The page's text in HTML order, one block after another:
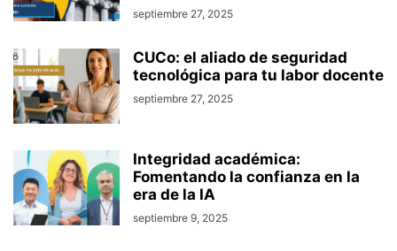
septiembre 27, 2025
CUCo: el aliado de seguridad
tecnológica para tu labor docente
septiembre 27, 2025
Integridad académica:
Fomentando la confianza en la
era de la IA
septiembre 9, 2025